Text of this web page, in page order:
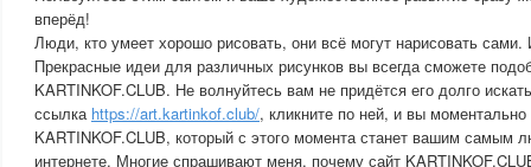
вперёд!
Люди, кто умеет хорошо рисовать, они всё могут нарисовать
Прекрасные идеи для различных рисунков вы всегда сможете
KARTINKOF.CLUB. Не волнуйтесь вам не придётся его долго
ссылка https://art.kartinkof.club/, кликните по ней, и вы моментально
KARTINKOF.CLUB, который с этого момента станет вашим самым
интернете. Многие спрашивают меня, почему сайт